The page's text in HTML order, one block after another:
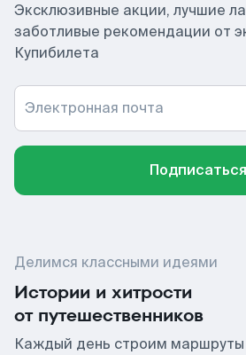
Эксклюзивные акции, лучшие
заботливые рекомендации от
Купибилета
Электронная почта
Подписаться
Делимся классными идеями
Истории и хитрости
от путешественников
Каждый день строим маршруты